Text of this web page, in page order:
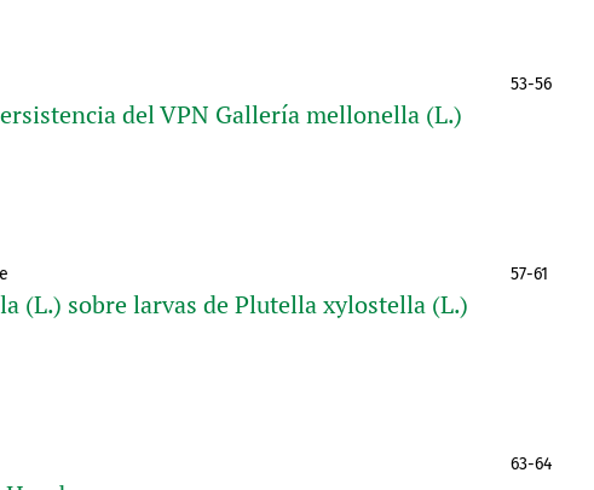
53-56
del VPN Gallería mellonella (L.)
57-61
(L.) sobre larvas de Plutella xylostella (L.)
63-64